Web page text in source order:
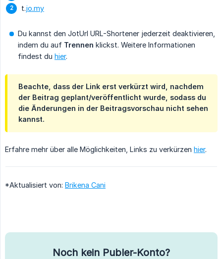
t.jo.my
Du kannst den JotUrl URL-Shortener jederzeit deaktivieren,
indem du auf Trennen klickst. Weitere Informationen
findest du hier.
Beachte, dass der Link erst verkürzt wird, nachdem
der Beitrag geplant/veröffentlicht wurde, sodass du
die Änderungen in der Beitragsvorschau nicht sehen
kannst.
Erfahre mehr über alle Möglichkeiten, Links zu verkürzen hier.
*Aktualisiert von: Brikena Cani
Noch kein Publer-Konto?